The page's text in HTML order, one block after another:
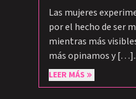
Las mujeres
por el hecho de ser
mientras más
más opinamos y
LEER MÁS